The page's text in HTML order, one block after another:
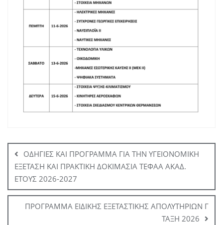
άρθρων
ΟΔΗΓΙΕΣ ΚΑΙ ΠΡΟΓΡΑΜΜΑ ΓΙΑ ΤΗΝ ΥΓΕΙΟΝΟΜΙΚΗ
ΕΞΕΤΑΣΗ ΚΑΙ ΠΡΑΚΤΙΚΗ ΔΟΚΙΜΑΣΙΑ ΤΕΦΑΑ ΑΚΑΔ.
ΕΤΟΥΣ 2026-2027
ΠΡΟΓΡΑΜΜΑ ΕΙΔΙΚΗΣ ΕΞΕΤΑΣΤΙΚΗΣ ΑΠΟΛΥΤΗΡΙΩΝ Γ
ΤΑΞΗ 2026